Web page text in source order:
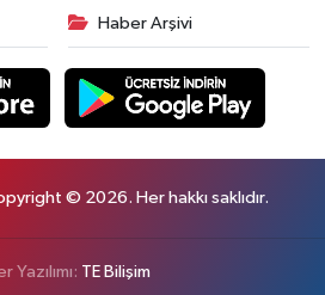
Haber Arşivi
© 2026. Her hakkı saklıdır.
Yazılımı: TE Bilişim